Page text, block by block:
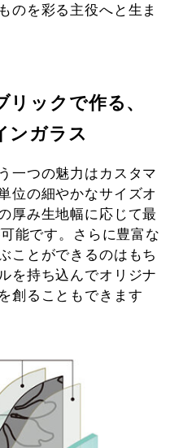
のを彩る主役へと生ま
ックで作る、
ンガラス
一つの魅力はカスタマ
位の細やかなサイズオ
厚み生地幅に応じて最
能です。さらに豊富な
ことができるのはもち
を持ち込んでオリジナ
創ることもできます